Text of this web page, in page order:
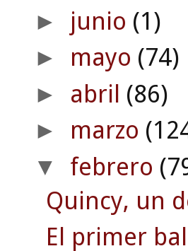
► junio (1)
► mayo (74)
► abril (86)
► marzo
▼ febrero
Quincy, un
El primer